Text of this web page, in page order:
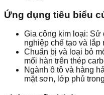
Ứng dụng tiêu biểu
Gia công kim loại: Sử
nghiệp chế tạo và lắp
Chuẩn bị và loại bỏ
mối hàn trên thép
Ngành ô tô và hàng
mặt sơn, lớp phủ